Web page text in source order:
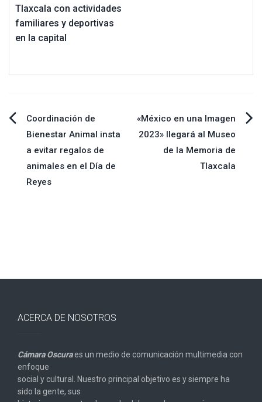
Tlaxcala con actividades
familiares y deportivas
en la capital
Navegación
de
entradas
Coordinación de
Bienestar Animal insta
a evitar regalos de
animales en el Día de
Reyes
«México en una Imagen
2023» llegará al Museo
de la Memoria de
Tlaxcala
ACERCA DE NOSOTROS
Cámara Oscuraes un medio de comunicación multimedia con
enfoque
social y cultural. Nuestro principal objetivo es y siempre ha
sido la gente, sus